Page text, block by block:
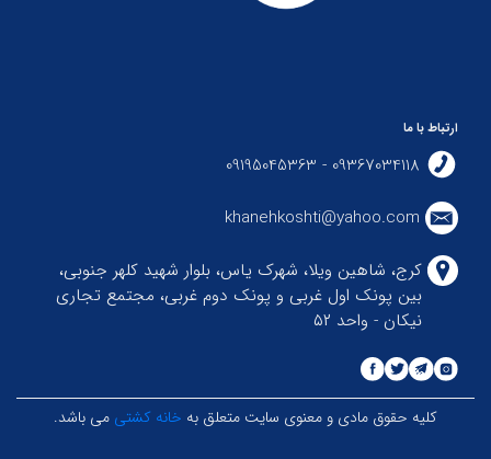
ارتباط با ما
09367034118 - 09195045363
khanehkoshti@yahoo.com
کرج، شاهین ویلا، شهرک یاس، بلوار شهید کلهر جنوبی،
بین پونک اول غربی و پونک دوم غربی، مجتمع تجاری
نیکان - واحد ۵۲
کلیه حقوق مادی و معنوی سایت متعلق به خانه کشتی می باشد.